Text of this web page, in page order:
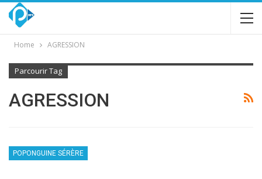
Home AGRESSION
Parcourir Tag
AGRESSION
POPONGUINE SÉRÈRE